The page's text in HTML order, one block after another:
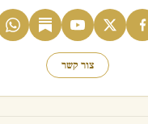
צור קשר